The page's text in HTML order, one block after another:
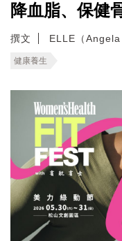
降血脂、保健
撰文 ELLE（Angela
健康養生